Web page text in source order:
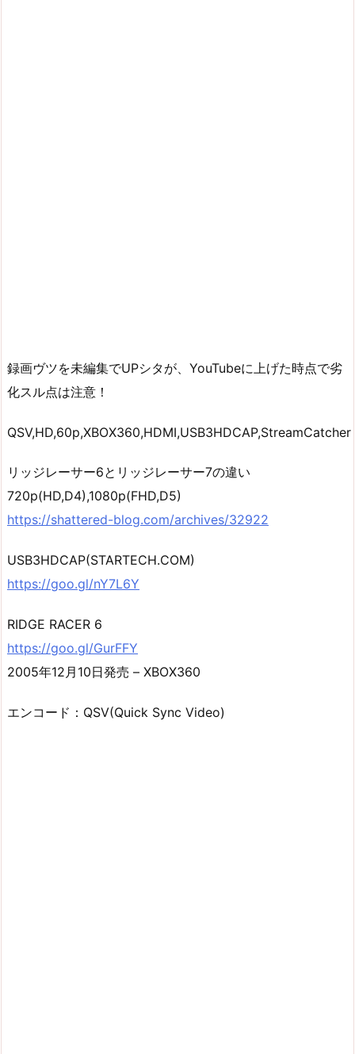
録画ヴツを未編集でUPシタが、YouTubeに上げた時点で劣
化スル点は注意！
QSV,HD,60p,XBOX360,HDMI,USB3HDCAP,StreamCatcher
リッジレーサー6とリッジレーサー7の違い
720p(HD,D4),1080p(FHD,D5)
https://shattered-blog.com/archives/32922
USB3HDCAP(STARTECH.COM)
https://goo.gl/nY7L6Y
RIDGE RACER 6
https://goo.gl/GurFFY
2005年12月10日発売 – XBOX360
エンコード：QSV(Quick Sync Video)